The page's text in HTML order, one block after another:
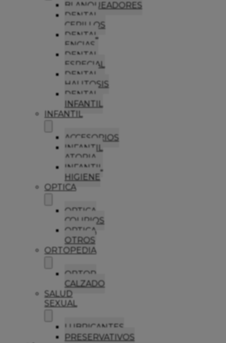
BLANQUEADORES
DENTAL
CEPILLOS
DENTAL
ENCIAS
DENTAL
ESPECIAL
DENTAL
HALITOSIS
DENTAL
INFANTIL
INFANTIL
ACCESORIOS
INFANTIL
ATOPIA
INFANTIL
HIGIENE
OPTICA
OPTICA
COLIRIOS
OPTICA
OTROS
ORTOPEDIA
ORTOP
CALZADO
SALUD
SEXUAL
LUBRICANTES
PRESERVATIVOS